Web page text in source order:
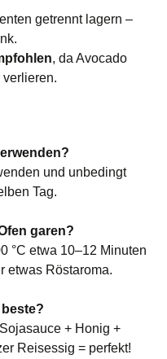
getrennt lagern –
, da Avocado
verlieren.
und unbedingt
Tag.
garen?
°C etwa 10–12 Minuten
etwas Röstaroma.
+ Honig +
Reisessig = perfekt!